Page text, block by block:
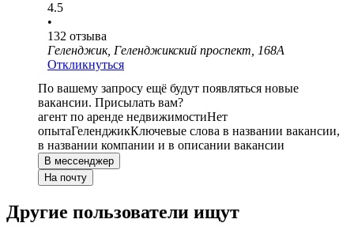
4.5
•
132 отзыва
Геленджик, Геленджикский проспект, 168А
Откликнуться
По вашему запросу ещё будут появляться новые
вакансии. Присылать вам?
агент по аренде недвижимостиНет
опытаГеленджикКлючевые слова в названии вакансии,
в названии компании и в описании вакансии
В мессенджер
На почту
Другие пользователи ищут